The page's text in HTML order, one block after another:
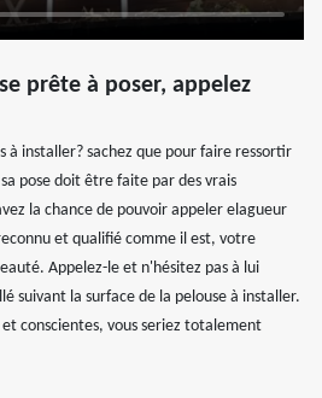
prête à poser, appelez
à installer? sachez que pour faire ressortir
pose doit être faite par des vrais
la chance de pouvoir appeler elagueur
et qualifié comme il est, votre
Appelez-le et n'hésitez pas à lui
suivant la surface de la pelouse à installer.
conscientes, vous seriez totalement